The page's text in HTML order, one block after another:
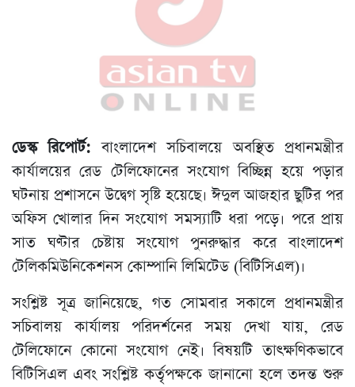
ডেস্ক রিপোর্ট: বাংলাদেশ সচিবালয়ে অবস্থিত প্রধানমন্ত্রীর
কার্যালয়ের রেড টেলিফোনের সংযোগ বিচ্ছিন্ন হয়ে পড়ার
ঘটনায় প্রশাসনে উদ্বেগ সৃষ্টি হয়েছে। ঈদুল আজহার ছুটির পর
অফিস খোলার দিন সংযোগ সমস্যাটি ধরা পড়ে। পরে প্রায়
সাত ঘণ্টার চেষ্টায় সংযোগ পুনরুদ্ধার করে বাংলাদেশ
টেলিকমিউনিকেশনস কোম্পানি লিমিটেড (বিটিসিএল)।
সংশ্লিষ্ট সূত্র জানিয়েছে, গত সোমবার সকালে প্রধানমন্ত্রীর
সচিবালয় কার্যালয় পরিদর্শনের সময় দেখা যায়, রেড
টেলিফোনে কোনো সংযোগ নেই। বিষয়টি তাৎক্ষণিকভাবে
বিটিসিএল এবং সংশ্লিষ্ট কর্তৃপক্ষকে জানানো হলে তদন্ত শুরু